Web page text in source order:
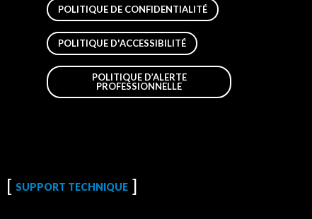
POLITIQUE DE CONFIDENTIALITÉ
POLITIQUE D'ACCESSIBILITÉ
POLITIQUE D’ALERTE
PROFESSIONNELLE
SUPPORT TECHNIQUE